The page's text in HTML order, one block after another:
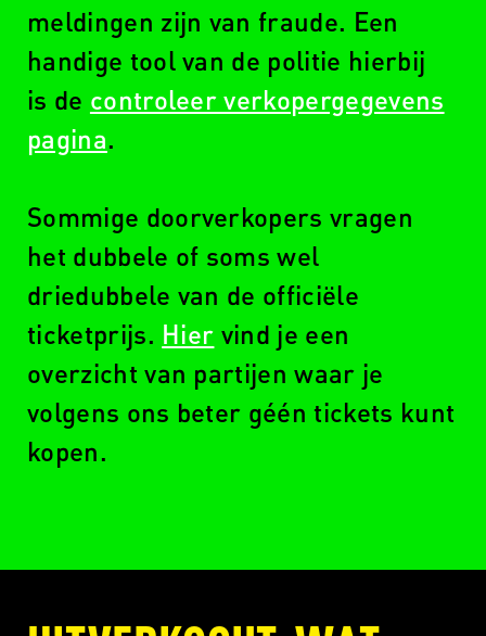
meldingen zijn van fraude. Een
handige tool van de politie hierbij
is de controleer verkopergegevens
pagina.
Sommige doorverkopers vragen
het dubbele of soms wel
driedubbele van de officiële
ticketprijs. Hier vind je een
overzicht van partijen waar je
volgens ons beter géén tickets kunt
kopen.